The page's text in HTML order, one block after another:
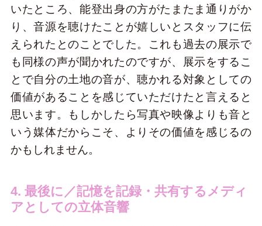
いたところ、能登出身の方がたまたま通りがか
り、音源を聴けたことが嬉しいとスタッフに伝
えられたとのことでした。これも過去の展示で
も同様の声が聞かれたのですが、展示をするこ
とで自分の土地の音が、聴かれる対象としての
価値があることを感じていただけたと言えると
思います。もしかしたら写真や映像よりも音と
いう媒体だからこそ、よりその価値を感じるの
かもしれません。
4. 最後に／記憶を記録・共有するメディ
アとしての立体音響